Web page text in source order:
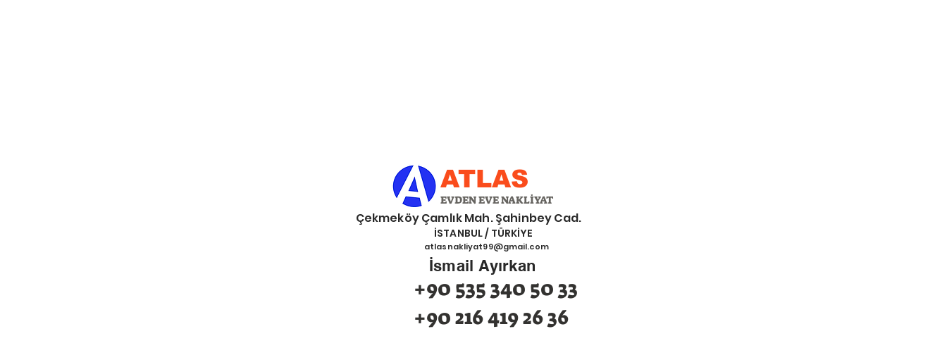
ATLAS
EVDEN EVE NAKLİYAT
Çekmeköy Çamlık Mah. Şahinbey Cad.
İSTANBUL / TÜRKİYE
atlasnakliyat99@gmail.com
İsmail Ayırkan
+90 535 340 50 33
+90 216 419 26 36